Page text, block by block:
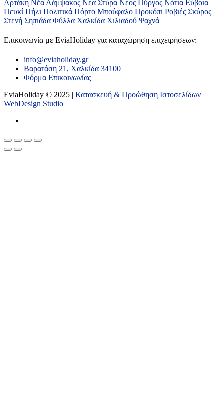
Αρτάκη Νέα Λάμψακος Νέα Στύρα Νέος Πύργος Νότια Εύβοια
Πευκί Πήλι Πολιτικά Πόρτο Μπούφαλο Προκόπι Ροβιές Σκύρος
Στενή Σηπιάδα Φύλλα Χαλκίδα Χιλιαδού Ψαχνά
Επικοινωνία με ΕviaHoliday για καταχώρηση επιχειρήσεων:
info@eviaholiday.gr
Βαρατάση 21, Χαλκίδα 34100
Φόρμα Επικοινωνίας
EviaHoliday © 2025 | Κατασκευή & Προώθηση Ιστοσελίδων
WebDesign Studio